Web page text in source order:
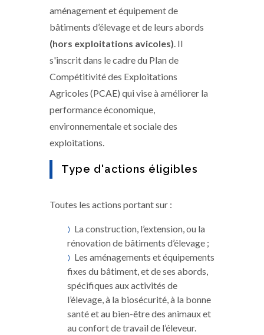
aménagement et équipement de
bâtiments d’élevage et de leurs abords
(hors exploitations avicoles) . Il
s'inscrit dans le cadre du Plan de
Compétitivité des Exploitations
Agricoles (PCAE) qui vise à améliorer la
performance économique,
environnementale et sociale des
exploitations.
Type d'actions éligibles
Toutes les actions portant sur :
La construction, l’extension, ou la
rénovation de bâtiments d’élevage ;
Les aménagements et équipements
fixes du bâtiment, et de ses abords,
spécifiques aux activités de
l’élevage, à la biosécurité, à la bonne
santé et au bien-être des animaux et
au confort de travail de l’éleveur.